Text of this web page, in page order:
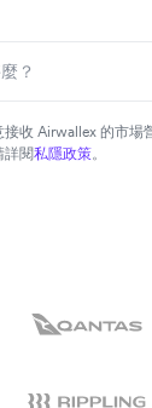
收 Airwallex 的市場
詳閱私隱政策。